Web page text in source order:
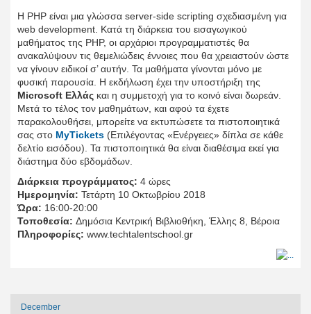
Η PHP είναι μια γλώσσα server-side scripting σχεδιασμένη για
web development. Κατά τη διάρκεια του εισαγωγικού
μαθήματος της PHP, οι αρχάριοι προγραμματιστές θα
ανακαλύψουν τις θεμελιώδεις έννοιες που θα χρειαστούν ώστε
να γίνουν ειδικοί σ’ αυτήν. Τα μαθήματα γίνονται μόνο με
φυσική παρουσία. Η εκδήλωση έχει την υποστήριξη της
Microsoft Ελλάς και η συμμετοχή για το κοινό είναι δωρεάν.
Μετά το τέλος τον μαθημάτων, και αφού τα έχετε
παρακολουθήσει, μπορείτε να εκτυπώσετε τα πιστοποιητικά
σας στο MyTickets (Επιλέγοντας «Ενέργειες» δίπλα σε κάθε
δελτίο εισόδου). Τα πιστοποιητικά θα είναι διαθέσιμα εκεί για
διάστημα δύο εβδομάδων.
Διάρκεια προγράμματος: 4 ώρες
Ημερομηνία: Τετάρτη 10 Οκτωβρίου 2018
Ώρα: 16:00-20:00
Τοποθεσία: Δημόσια Κεντρική Βιβλιοθήκη, Έλλης 8, Βέροια
Πληροφορίες: www.techtalentschool.gr
December